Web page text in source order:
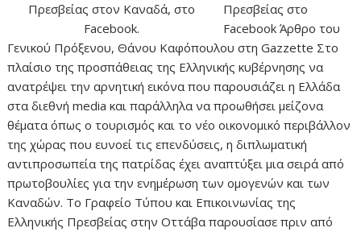
Πρεσβείας στο
Facebook Άρθρο του
Γενικού Πρόξενου, Θάνου Καφόπουλου στη Gazzette Στο
πλαίσιο της προσπάθειας της Ελληνικής κυβέρνησης να
ανατρέψει την αρνητική εικόνα που παρουσιάζει η Ελλάδα
στα διεθνή media και παράλληλα να προωθήσει μείζονα
θέματα όπως ο τουρισμός και το νέο οικονομικό περιβάλλον
της χώρας που ευνοεί τις επενδύσεις, η διπλωματική
αντιπροσωπεία της πατρίδας έχει αναπτύξει μια σειρά από
πρωτοβουλίες για την ενημέρωση των ομογενών και των
Καναδών. Το Γραφείο Τύπου και Επικοινωνίας της
Ελληνικής Πρεσβείας στην Οττάβα παρουσίασε πριν από